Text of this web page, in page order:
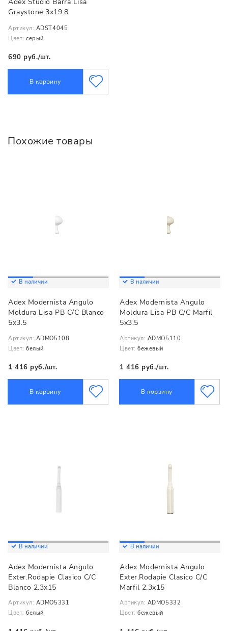
Graystone 3x19.8
Артикул: ADST4045
Цвет: серый
690 руб./шт.
В корзину
Похожие товары
В наличии
Adex Modernista Angulo
Moldura Lisa PB C/C Blanco
5x3.5
Артикул: ADMO5108
Цвет: белый
1 416 руб./шт.
В корзину
В наличии
Adex Modernista Angulo
Moldura Lisa PB C/C Marfil
5x3.5
Артикул: ADMO5110
Цвет: бежевый
1 416 руб./шт.
В корзину
В наличии
Adex Modernista Angulo
Exter.Rodapie Clasico C/C
Blanco 2.3x15
Артикул: ADMO5331
Цвет: белый
В наличии
Adex Modernista Angulo
Exter.Rodapie Clasico C/C
Marfil 2.3x15
Артикул: ADMO5332
Цвет: бежевый